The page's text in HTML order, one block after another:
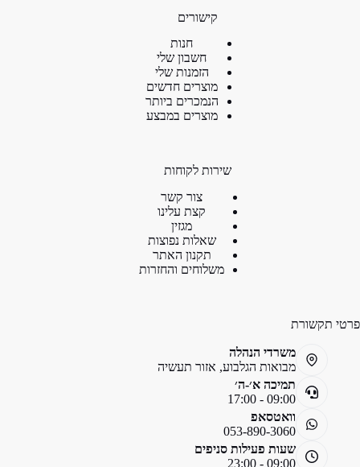
קישורים
חנות
חשבון שלי
הזמנות שלי
מוצרים חדשים
הנמכרים ביותר
מוצרים במבצע
שירות לקוחות
צור קשר
קצת עלינו
מגזין
שאלות נפוצות
תקנון האתר
משלוחים והחזרות
פרטי תקשורת
משרדי הנהלה
מבואות הגלבוע, אזור תעשיה
תמיכה א׳-ה׳
09:00 - 17:00
וואטסאפ
053-890-3060
שעות פעילות סניפים
09:00 - 23:00